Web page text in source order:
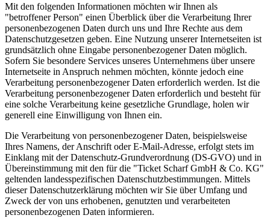
Mit den folgenden Informationen möchten wir Ihnen als
"betroffener Person" einen Überblick über die Verarbeitung Ihrer
personenbezogenen Daten durch uns und Ihre Rechte aus dem
Datenschutzgesetzen geben. Eine Nutzung unserer Internetseiten ist
grundsätzlich ohne Eingabe personenbezogener Daten möglich.
Sofern Sie besondere Services unseres Unternehmens über unsere
Internetseite in Anspruch nehmen möchten, könnte jedoch eine
Verarbeitung personenbezogener Daten erforderlich werden. Ist die
Verarbeitung personenbezogener Daten erforderlich und besteht für
eine solche Verarbeitung keine gesetzliche Grundlage, holen wir
generell eine Einwilligung von Ihnen ein.
Die Verarbeitung von personenbezogener Daten, beispielsweise
Ihres Namens, der Anschrift oder E-Mail-Adresse, erfolgt stets im
Einklang mit der Datenschutz-Grundverordnung (DS-GVO) und in
Übereinstimmung mit den für die "Ticket Scharf GmbH & Co. KG"
geltenden landesspezifischen Datenschutzbestimmungen. Mittels
dieser Datenschutzerklärung möchten wir Sie über Umfang und
Zweck der von uns erhobenen, genutzten und verarbeiteten
personenbezogenen Daten informieren.